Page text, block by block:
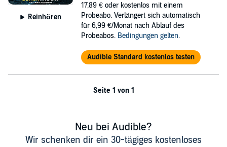
Reinhören
17,89 € oder kostenlos mit einem
Probeabo. Verlängert sich automatisch
für 6,99 €/Monat nach Ablauf des
Probeabos. Bedingungen gelten.
Audible Standard kostenlos testen
Seite 1 von 1
Neu bei Audible?
Wir schenken dir ein 30-tägiges kostenloses